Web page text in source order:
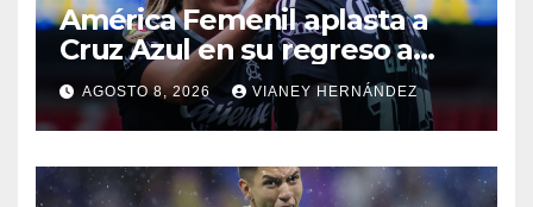
América Femenil aplasta a
Cruz Azul en su regreso a
casa
AGOSTO 8, 2026 VIANEY HERNÁNDEZ